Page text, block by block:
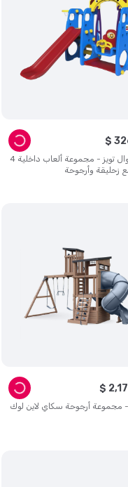
فاكتشوال تويز - مجموعة ألعاب داخلية 4
$
- مجموعة أرجوحة سكاي لاين لوك
$ 2,